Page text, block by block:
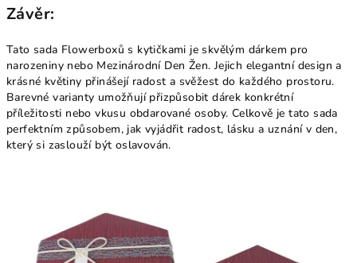
Závěr:
Tato sada Flowerboxů s kytičkami je skvělým dárkem pro
narozeniny nebo Mezinárodní Den Žen. Jejich elegantní design a
krásné květiny přinášejí radost a svěžest do každého prostoru.
Barevné varianty umožňují přizpůsobit dárek konkrétní
příležitosti nebo vkusu obdarované osoby. Celkově je tato sada
perfektním způsobem, jak vyjádřit radost, lásku a uznání v den,
který si zaslouží být oslavován.